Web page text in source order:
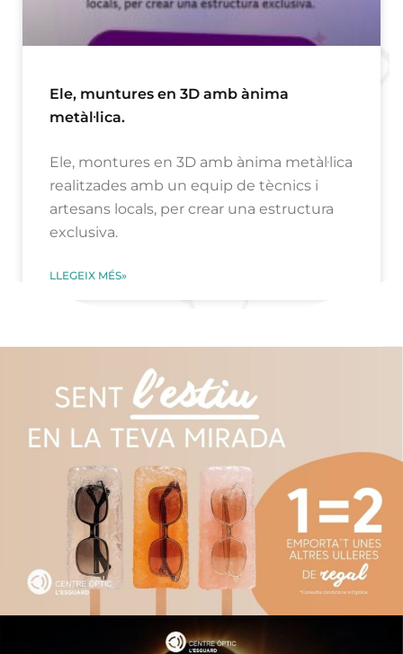
Ele, muntures en 3D amb ànima
metàl·lica.
Ele, montures en 3D amb ànima metàl·lica
realitzades amb un equip de tècnics i
artesans locals, per crear una estructura
exclusiva.
LLEGEIX MÉS»